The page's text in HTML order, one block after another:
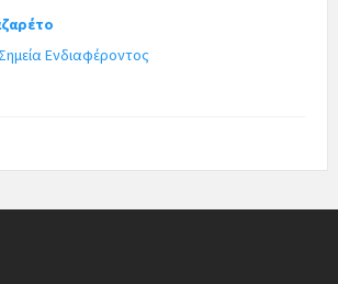
Σημεία Ενδιαφέροντος